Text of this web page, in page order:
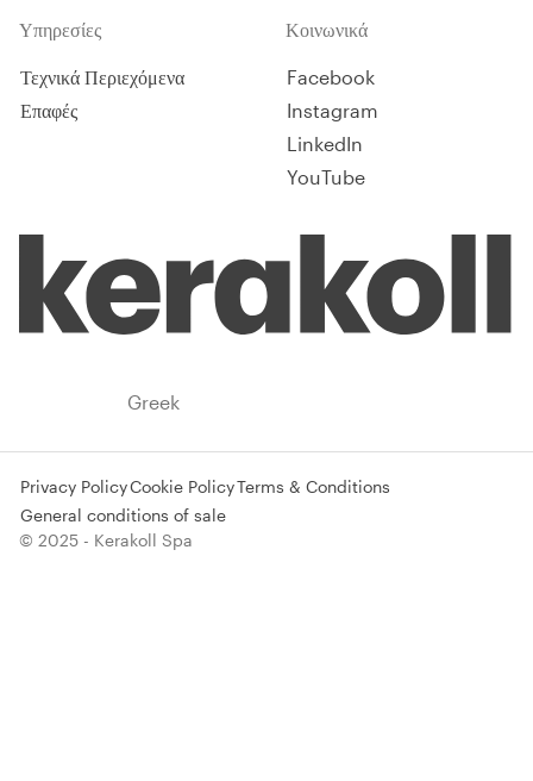
Υπηρεσίες
Τεχνικά Περιεχόμενα
Επαφές
Κοινωνικά
Facebook
Instagram
LinkedIn
YouTube
Greek
Privacy PolicyCookie PolicyTerms & Conditions
General conditions of sale
© 2025 - Kerakoll Spa